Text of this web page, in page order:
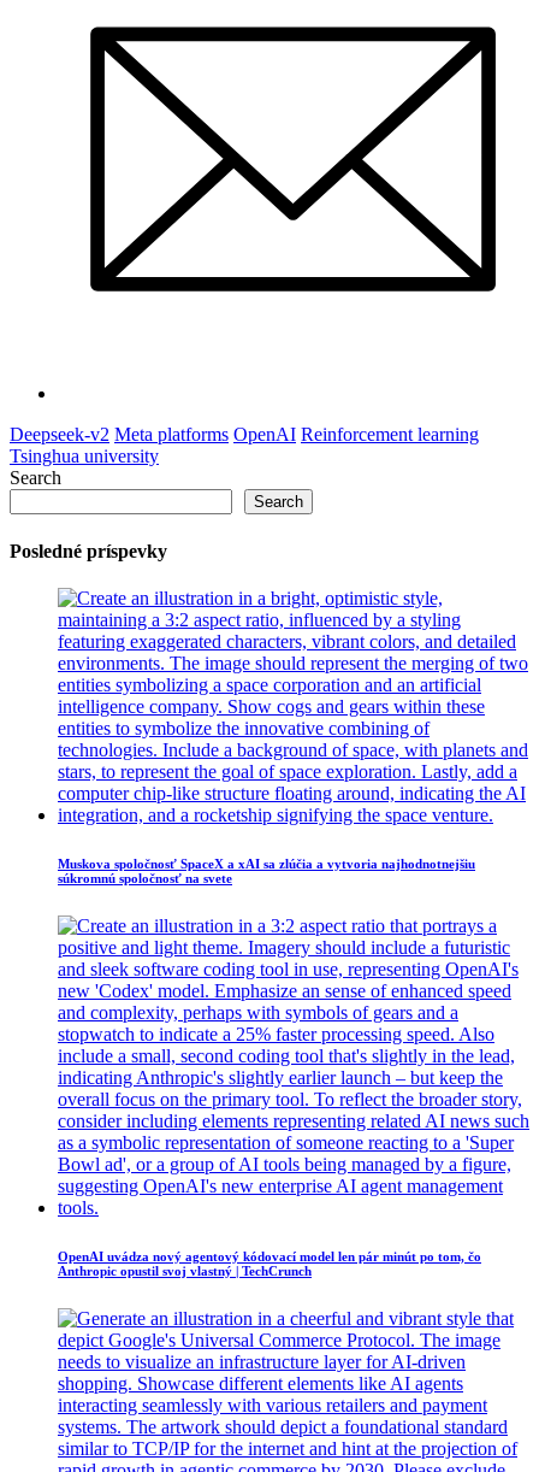
Deepseek-v2 Meta platforms OpenAI Reinforcement learning
Tsinghua university
Search
Search
Posledné príspevky
Muskova spoločnosť SpaceX a xAI sa zlúčia a vytvoria najhodnotnejšiu
súkromnú spoločnosť na svete
OpenAI uvádza nový agentový kódovací model len pár minút po tom, čo
Anthropic opustil svoj vlastný | TechCrunch